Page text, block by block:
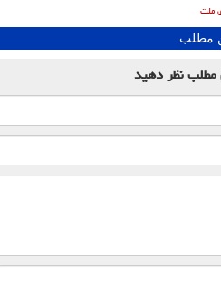
ملت
مطلب
مطلبنظر دهید